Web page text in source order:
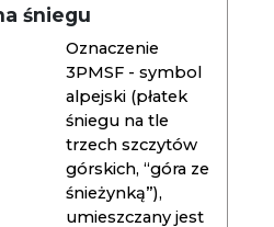
śniegu
Oznaczenie
3PMSF - symbol
alpejski (płatek
śniegu na tle
trzech szczytów
górskich, “góra ze
śnieżynką”),
umieszczany jest